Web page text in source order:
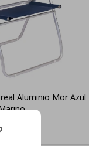
Aluminio Mor Azul